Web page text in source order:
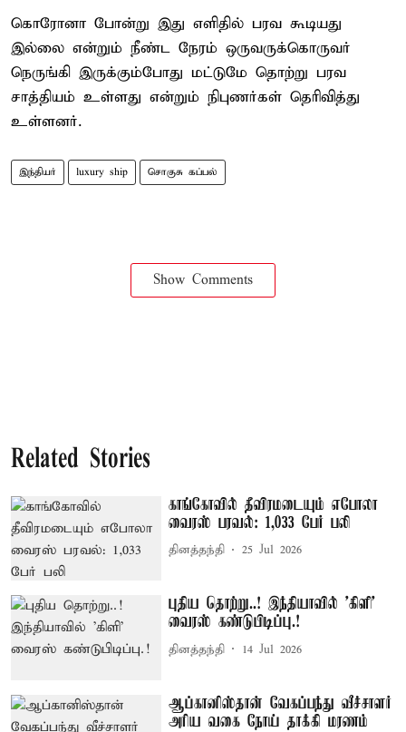
கொரோனா போன்று இது எளிதில் பரவ கூடியது
இல்லை என்றும் நீண்ட நேரம் ஒருவருக்கொருவர்
நெருங்கி இருக்கும்போது மட்டுமே தொற்று பரவ
சாத்தியம் உள்ளது என்றும் நிபுணர்கள் தெரிவித்து
உள்ளனர்.
இந்தியர் luxury ship சொகுசு கப்பல்
Show Comments
Related Stories
காங்கோவில் தீவிரமடையும் எபோலா
வைரஸ் பரவல்: 1,033 பேர் பலி
தினத்தந்தி 25 Jul 2026
புதிய தொற்று..! இந்தியாவில் 'கிளி'
வைரஸ் கண்டுபிடிப்பு.!
தினத்தந்தி 14 Jul 2026
ஆப்கானிஸ்தான் வேகப்பந்து வீச்சாளர்
அரிய வகை நோய் தாக்கி மரணம்